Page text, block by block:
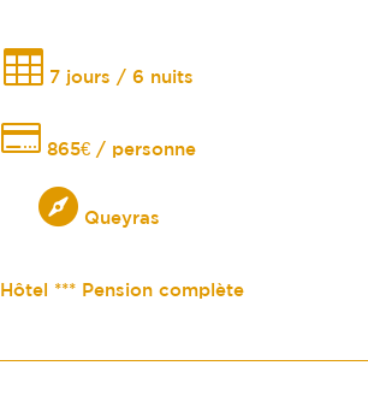
 7 jours / 6 nuits
 865€ / personne
Queyras
Hôtel *** Pension complète